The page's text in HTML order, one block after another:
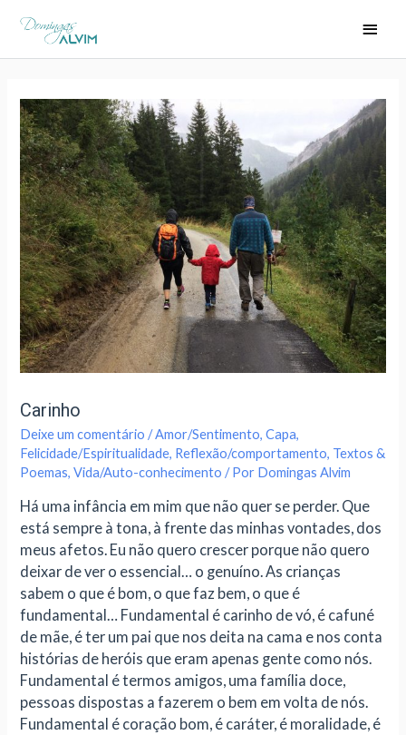
Carinho
Deixe um comentário /Amor/Sentimento,Capa,
Felicidade/Espiritualidade, Reflexão/comportamento, Textos &
Poemas,Vida/Auto-conhecimento / Por Domingas Alvim
Há uma infância em mim que não quer se perder. Que
está sempre à tona, à frente das minhas vontades, dos
meus afetos. Eu não quero crescer porque não quero
deixar de ver o essencial… o genuíno. As crianças
sabem o que é bom, o que faz bem, o que é
fundamental… Fundamental é carinho de vó, é cafuné
de mãe, é ter um pai que nos deita na cama e nos conta
histórias de heróis que eram apenas gente como nós.
Fundamental é termos amigos, uma família doce,
pessoas dispostas a fazerem o bem em volta de nós.
Fundamental é coração bom, é caráter, é moralidade, é